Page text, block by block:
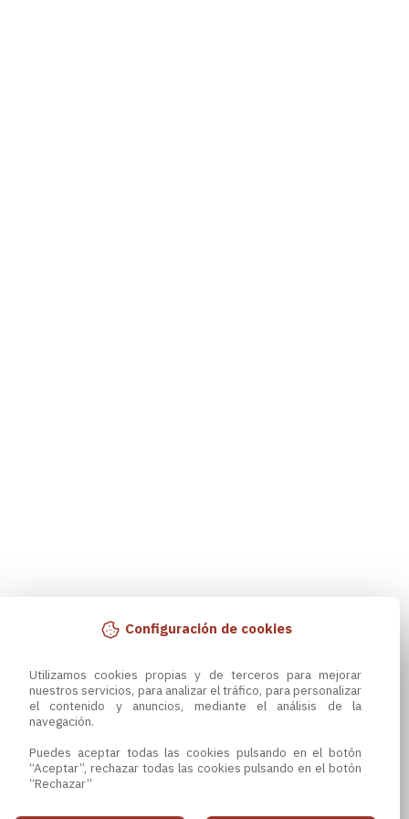
Configuración de cookies
Utilizamos cookies propias y de terceros para mejorar
nuestros servicios, para analizar el tráfico, para personalizar
el contenido y anuncios, mediante el análisis de la
navegación.
Puedes aceptar todas las cookies pulsando en el botón
“Aceptar”, rechazar todas las cookies pulsando en el botón
“Rechazar”